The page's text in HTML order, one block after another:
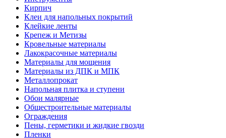
Кирпич
Клеи для напольных покрытий
Клейкие ленты
Крепеж и Метизы
Кровельные материалы
Лакокрасочные материалы
Материалы для мощения
Материалы из ДПК и МПК
Металлопрокат
Напольная плитка и ступени
Обои малярные
Общестроительные материалы
Ограждения
Пены, герметики и жидкие гвозди
Пленки